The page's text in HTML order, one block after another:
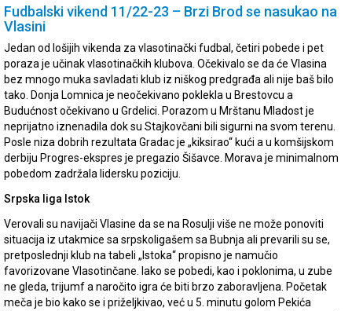
Fudbalski vikend 11/22-23 – Brzi Brod se nasukao na
Vlasini
Jedan od lošijih vikenda za vlasotinački fudbal, četiri pobede i pet
poraza je učinak vlasotinačkih klubova. Očekivalo se da će Vlasina
bez mnogo muka savladati klub iz niškog predgrađa ali nije baš bilo
tako. Donja Lomnica je neočekivano poklekla u Brestovcu a
Budućnost očekivano u Grdelici. Porazom u Mrštanu Mladost je
neprijatno iznenadila dok su Stajkovčani bili sigurni na svom terenu.
Posle niza dobrih rezultata Gradac je „kiksirao“ kući a u komšijskom
derbiju Progres-ekspres je pregazio Šišavce. Morava je minimalnom
pobedom zadržala lidersku poziciju.
Srpska liga Istok
Verovali su navijači Vlasine da se na Rosulji više ne može ponoviti
situacija iz utakmice sa srpskoligašem sa Bubnja ali prevarili su se,
pretposlednji klub na tabeli „Istoka“ propisno je namučio
favorizovane Vlasotinčane. Iako se pobedi, kao i poklonima, u zube
ne gleda, trijumf a naročito igra će biti brzo zaboravljena. Početak
meča je bio kako se i priželjkivao, već u 5. minutu golom Pekića